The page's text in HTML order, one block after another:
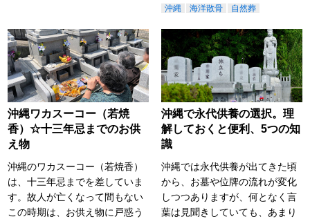
沖縄 海洋散骨 自然葬
沖縄ワカスーコー（若焼
香）☆十三年忌までのお供
え物
沖縄のワカスーコー（若焼香）
は、十三年忌までを差していま
す。故人が亡くなって間もない
この時期は、お供え物に戸惑う
沖縄で永代供養の選択。理
解しておくと便利、5つの知
識
沖縄では永代供養が出てきた頃
から、お墓や位牌の流れが変化
しつつありますが、何となく言
葉は見聞きしていても、あまり